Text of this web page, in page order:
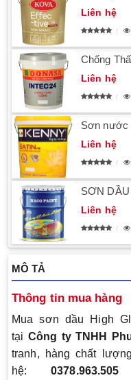
Liên hệ
Chống
Liên hệ
Sơn nước
Liên hệ
SƠN
Liên hệ
MÔ TẢ
Thông tin mua hàng
Mua sơn dầu High
tại Công ty TNHH
tranh, hàng chất
hệ: